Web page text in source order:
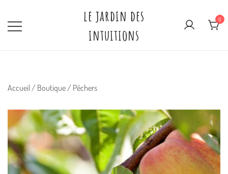
content
le jardin des
intuitions
0
Accueil/ Boutique/ Pêchers